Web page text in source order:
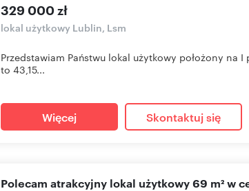
329 000 zł
lokal użytkowy Lublin, Lsm
Przedstawiam Państwu lokal użytkowy położony na
to 43,15...
Więcej Skontaktuj się
Polecam atrakcyjny lokal użytkowy 69 m² w